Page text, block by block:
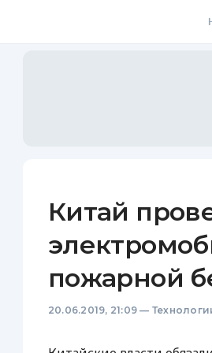
Китай
пожарной
20.06.2019, 21:09 —